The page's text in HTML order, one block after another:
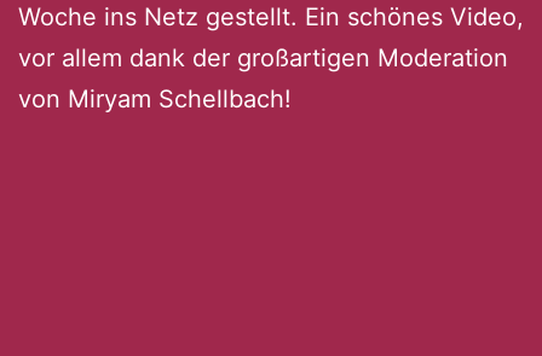
Woche ins Netz gestellt. Ein schönes Video,
vor allem dank der großartigen Moderation
von Miryam Schellbach!